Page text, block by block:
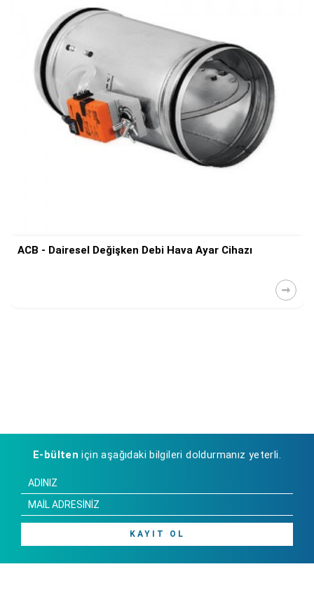
ACB - Dairesel Değişken Debi Hava Ayar Cihazı
E-bülten için aşağıdaki bilgileri doldurmanız yeterli.
KAYIT OL